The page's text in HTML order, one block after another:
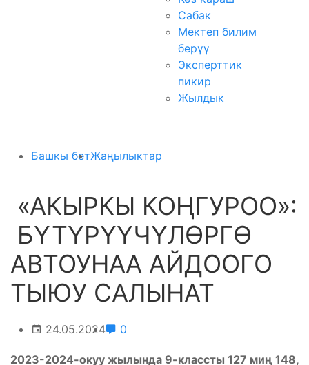
Сабак
Мектеп билим
берүү
Эксперттик
пикир
Жылдык
Башкы бетЖаңылыктар
«АКЫРКЫ КОҢГУРОО»:
БҮТҮРҮҮЧҮЛӨРГӨ
АВТОУНАА АЙДООГО
ТЫЮУ САЛЫНАТ
24.05.2024 0
2023-2024-окуу жылында 9-классты 127 миң 148,